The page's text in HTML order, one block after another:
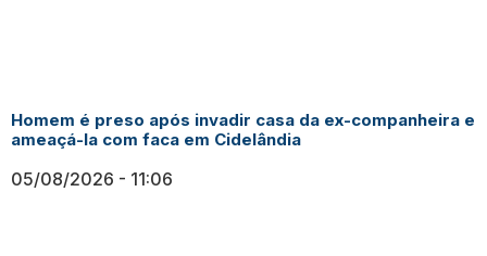
Homem é preso após invadir casa da ex-companheira e
ameaçá-la com faca em Cidelândia
05/08/2026 11:06